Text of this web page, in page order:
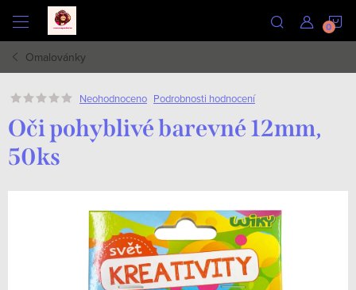
obsah
Omalovánky
Neohodnoceno Podrobnosti hodnocení
Oči pohyblivé barevné 12mm,
50ks